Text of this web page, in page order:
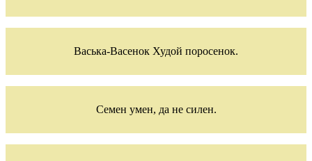
Васька-Васенок Худой поросенок.
Семен умен, да не силен.